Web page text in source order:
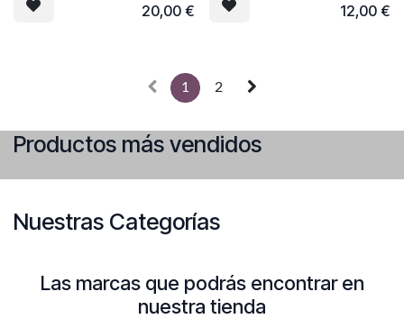
20,00€ 12,00€
1 2
Productos más vendidos
Nuestras Categorías
Las marcas que podrás encontrar en
nuestra tienda